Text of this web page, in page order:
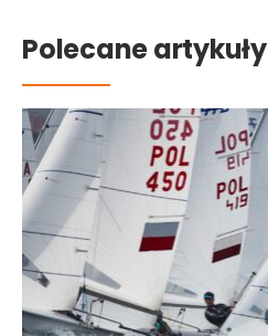
Polecane artykuły